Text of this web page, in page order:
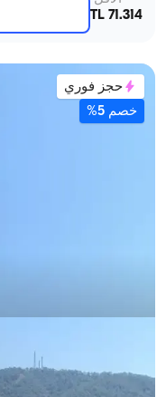
71.314 TL
حجز فوري
خصم 5%
غوجك